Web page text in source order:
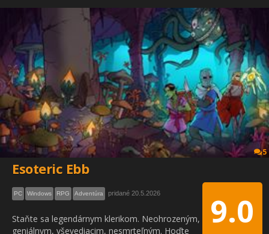
5
Esoteric Ebb
9.0
PC Windows RPG Adventúra pridané 20.5.2026
Staňte sa legendárnym klerikom. Neohrozeným,
geniálnym, vševediacim, nesmrteľným. Hoďte